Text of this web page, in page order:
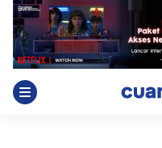
Skip
content